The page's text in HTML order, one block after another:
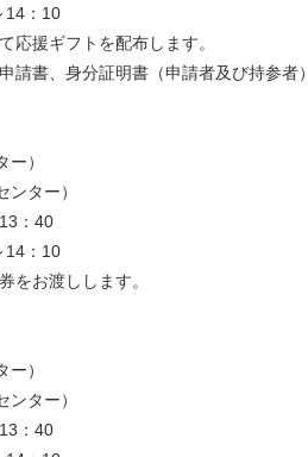
：10
応援ギフトを配布します。
、身分証明書（申請者及び持参者）
）
ー）
：40
：10
をお渡しします。
）
ー）
：40